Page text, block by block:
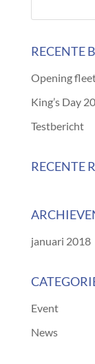
RECENTE
Opening
King’s Day
Testbericht
RECENTE
januari 2018
Event
News